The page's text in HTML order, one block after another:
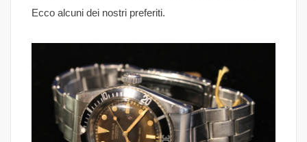
Ecco alcuni dei nostri preferiti.